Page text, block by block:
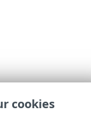
cookies